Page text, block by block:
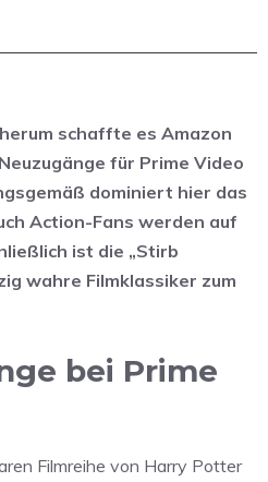
schaffte es Amazon
für Prime Video
dominiert hier das
Action-Fans werden auf
ist die „Stirb
wahre Filmklassiker zum
bei Prime
Filmreihe von Harry Potter